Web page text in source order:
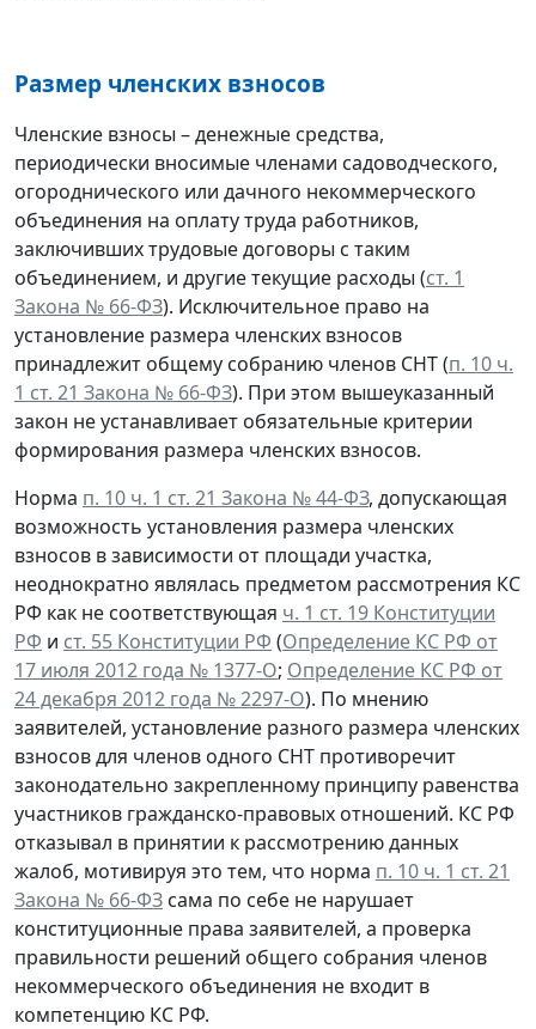
Размер членских взносов
Членские взносы – денежные средства,
периодически вносимые членами садоводческого,
огороднического или дачного некоммерческого
объединения на оплату труда работников,
заключивших трудовые договоры с таким
объединением, и другие текущие расходы (ст. 1
Закона № 66-ФЗ). Исключительное право на
установление размера членских взносов
принадлежит общему собранию членов СНТ (п. 10 ч.
1 ст. 21 Закона № 66-ФЗ). При этом вышеуказанный
закон не устанавливает обязательные критерии
формирования размера членских взносов.
Норма п. 10 ч. 1 ст. 21 Закона № 44-ФЗ, допускающая
возможность установления размера членских
взносов в зависимости от площади участка,
неоднократно являлась предметом рассмотрения КС
РФ как не соответствующая ч. 1 ст. 19 Конституции
РФ и ст. 55 Конституции РФ (Определение КС РФ от
17 июля 2012 года № 1377-О; Определение КС РФ от
24 декабря 2012 года № 2297-О). По мнению
заявителей, установление разного размера членских
взносов для членов одного СНТ противоречит
законодательно закрепленному принципу равенства
участников гражданско-правовых отношений. КС РФ
отказывал в принятии к рассмотрению данных
жалоб, мотивируя это тем, что норма п. 10 ч. 1 ст. 21
Закона № 66-ФЗ сама по себе не нарушает
конституционные права заявителей, а проверка
правильности решений общего собрания членов
некоммерческого объединения не входит в
компетенцию КС РФ.